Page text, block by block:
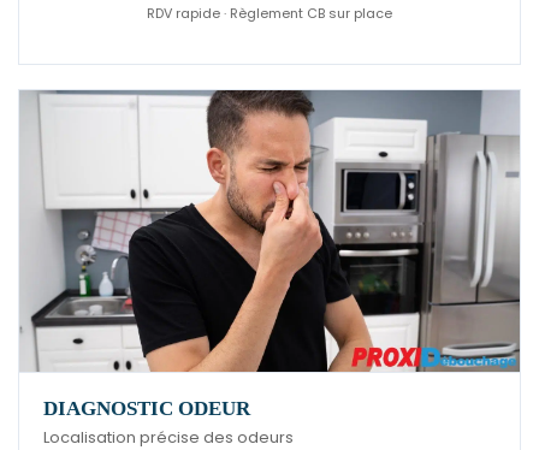
RDV rapide · Règlement CB sur place
DIAGNOSTIC ODEUR
Localisation précise des odeurs